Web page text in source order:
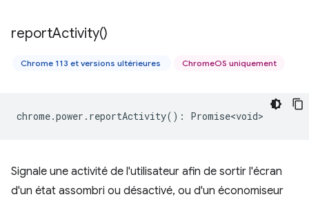
reportActivity()
Chrome 113 et versions ultérieures ChromeOS uniquement
chrome.power . reportActivity() : Promise<void>
Signale une activité de l'utilisateur afin de sortir l'écran
d'un état assombri ou désactivé, ou d'un économiseur